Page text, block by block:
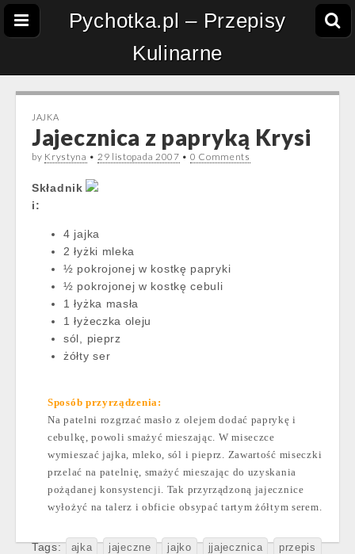
Pychotka.pl – Przepisy
Kulinarne
JAJKA
Jajecznica z papryką Krysi
by Krystyna • 29 listopada 2007 • 0 Comments
Składnik
i:
4 jajka
2 łyżki mleka
½ pokrojonej w kostkę papryki
½ pokrojonej w kostkę cebuli
1 łyżka masła
1 łyżeczka oleju
sól, pieprz
żółty ser
Sposób przyrządzenia:
Na patelni rozgrzać masło z olejem dodać paprykę i
cebulkę, powoli smażyć mieszając. W miseczce
wymieszać jajka, mleko, sól i pieprz. Zawartość miseczki
przelać na patelnię, smażyć mieszając do uzyskania
pożądanej konsystencji. Tak przyrządzoną jajecznice
wyłożyć na talerz i obficie obsypać tartym żółtym serem.
Tags: ajka jajeczne jajko jjajecznica przepis